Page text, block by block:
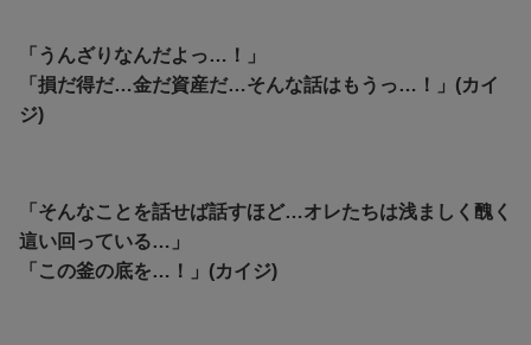
「うんざりなんだよっ…！」
「損だ得だ…金だ資産だ…そんな話はもうっ…！」(カイ
ジ)
「そんなことを話せば話すほど…オレたちは浅ましく醜く
這い回っている…」
「この釜の底を…！」(カイジ)